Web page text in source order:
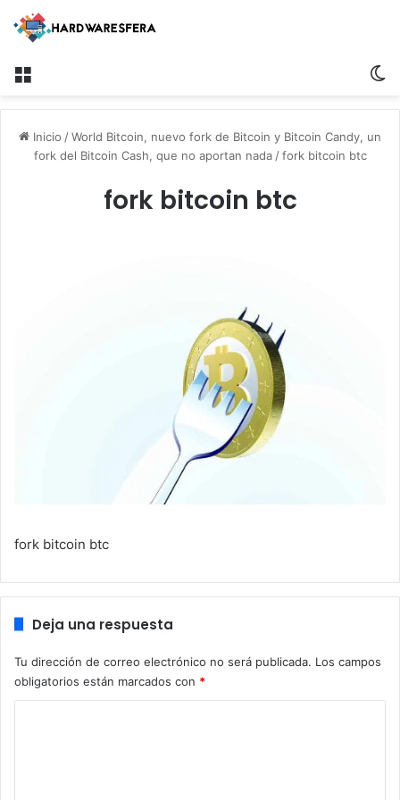
Inicio /World Bitcoin, nuevo fork de Bitcoin y Bitcoin Candy, un
fork del Bitcoin Cash, que no aportan nada / fork bitcoin btc
fork bitcoin btc
fork bitcoin btc
Deja una respuesta
Tu dirección de correo electrónico no será publicada. Los campos
obligatorios están marcados con *